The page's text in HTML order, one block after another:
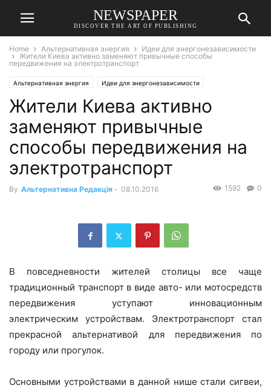
NEWSPAPER
DISCOVER THE ART OF PUBLISHING
Home Альтернативная энергия
Идеи для энергонезависимости
Жители Киева активно заменяют привычные способы
передвижения на электротранспорт
Альтернативная энергия Идеи для энергонезависимости
Жители Киева активно
заменяют привычные
способы передвижения на
электротранспорт
By Альтернативна Редакція - 08.10.2016 0
1592
В повседневности жителей столицы все чаще
традиционный транспорт в виде авто- или мотосредств
передвижения уступают инновационным
электрическим устройствам. Электротранспорт стал
прекрасной альтернативой для передвижения по
городу или прогулок.
Основными устройствами в данной нише стали сигвеи,